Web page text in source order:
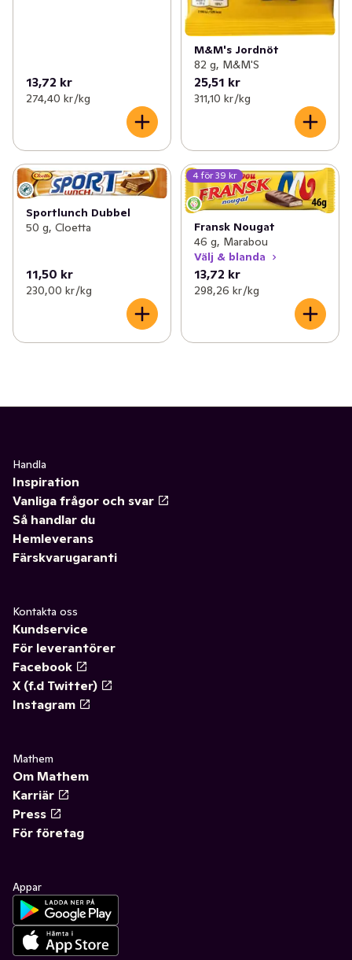
13,72 kr
274,40 kr /kg
M&M's Jordnöt
82 g, M&M'S
25,51 kr
311,10 kr /kg
Sportlunch Dubbel
50 g, Cloetta
11,50 kr
230,00 kr /kg
4 för 39 kr
Fransk Nougat
46 g, Marabou
Välj & blanda
13,72 kr
298,26 kr /kg
Handla
Inspiration
Vanliga frågor och svar
Så handlar du
Hemleverans
Färskvarugaranti
Kontakta oss
Kundservice
För leverantörer
Facebook
X (f.d Twitter)
Instagram
Mathem
Om Mathem
Karriär
Press
För företag
Appar